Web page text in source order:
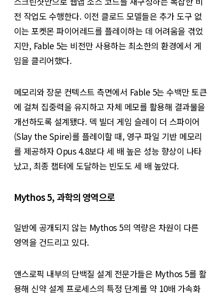
전 작업도 수행한다. 이전 클로드 모델들은 추가 도구 없
이는 포켓몬 파이어레드를 플레이하는 데 어려움을 겪었
지만, Fable 5는 비전만 사용하는 최소한의 환경에서 게
임을 클리어했다.
메모리와 장문 컨텍스트 측면에서 Fable 5는 수백만 토큰
에 걸쳐 집중력을 유지하고 자체 메모를 활용해 결과물을
개선하도록 설계됐다. 덱 빌더 게임 슬레이 더 스파이어
(Slay the Spire)를 플레이할 때, 영구 파일 기반 메모리
를 제공하자 Opus 4.8보다 세 배 높은 성능 향상이 나타
났고, 최종 챕터에 도달하는 빈도도 세 배 높았다.
Mythos 5, 과학의 영역으로
일반에 공개되지 않는 Mythos 5의 역량은 차원이 다른
영역을 건드리고 있다.
앤스로픽 내부의 단백질 설계 전문가들은 Mythos 5를 활
용해 신약 설계 프로세스의 특정 단계를 약 10배 가속화